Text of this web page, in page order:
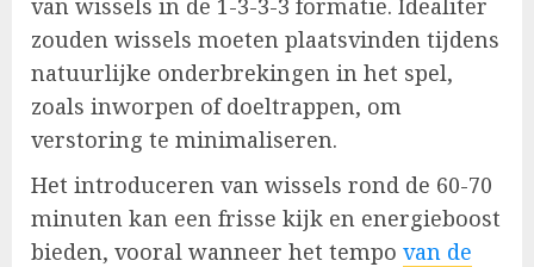
zouden wissels moeten plaatsvinden tijdens
natuurlijke onderbrekingen in het spel,
zoals inworpen of doeltrappen, om
verstoring te minimaliseren.
Het introduceren van wissels rond de 60-70
minuten kan een frisse kijk en energieboost
bieden, vooral wanneer het tempo van de